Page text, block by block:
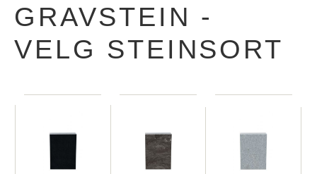
GRAVSTEIN -
VELG STEINSORT